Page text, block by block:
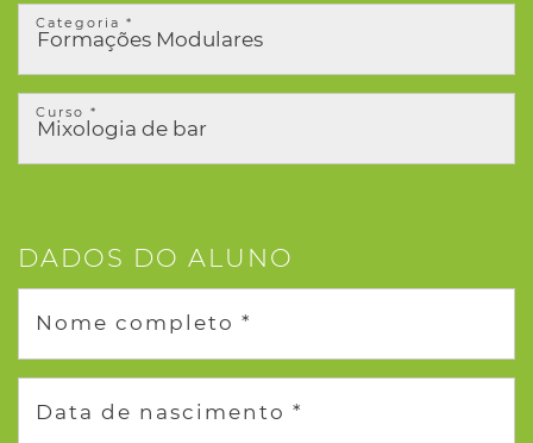
Categoria *
Curso *
DADOS DO ALUNO
Nome completo *
Data de nascimento *